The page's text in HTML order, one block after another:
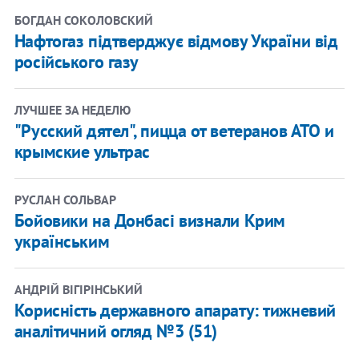
БОГДАН СОКОЛОВСКИЙ
Нафтогаз підтверджує відмову України від
російського газу
ЛУЧШЕЕ ЗА НЕДЕЛЮ
"Русский дятел", пицца от ветеранов АТО и
крымские ультрас
РУСЛАН СОЛЬВАР
Бойовики на Донбасі визнали Крим
українським
АНДРІЙ ВІГІРІНСЬКИЙ
Корисність державного апарату: тижневий
аналітичний огляд №3 (51)